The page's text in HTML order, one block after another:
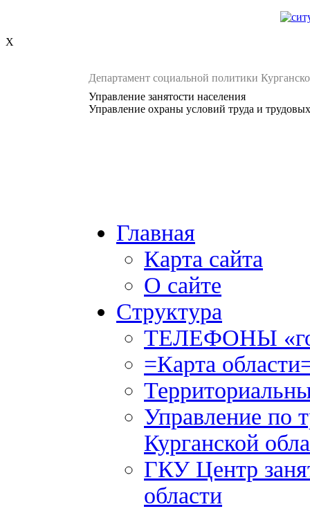
X
Департамент социальной политики
Управление занятости населения
Управление охраны условий труда и
Главная
Карта сайта
О сайте
Структура
ТЕЛЕФОНЫ
=Карта
Управление по
Курганской
ГКУ Центр
области